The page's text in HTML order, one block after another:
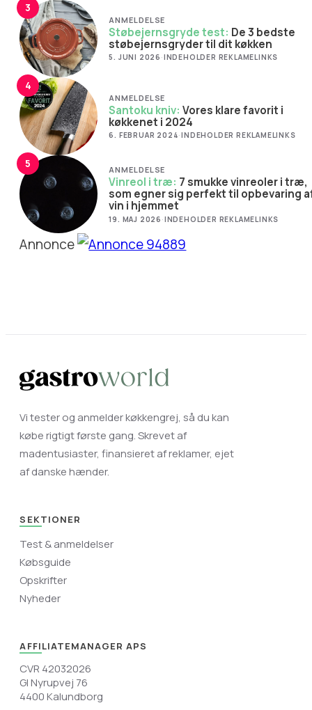
3
ANMELDELSE
Støbejernsgryde test:
støbejernsgryder til dit køkken
5. JUNI 2026 ·INDEHOLDER REKLAMELINKS
4
ANMELDELSE
Santoku kniv: Vores klare favorit i
køkkenet i 2024
6. FEBRUAR 2024·INDEHOLDER REKLAMELINKS
5 ANMELDELSE
Vinreol i træ:
som egner sig perfekt til opbevaring
vin i hjemmet
19. MAJ 2026 ·INDEHOLDER REKLAMELINKS
Annonce
Vi tester og anmelder køkkengrej, så du kan
købe rigtigt første gang. Skrevet af
madentusiaster, finansieret af reklamer, ejet
af danske hænder.
SEKTIONER
Test & anmeldelser
Købsguide
Opskrifter
Nyheder
AFFILIATEMANAGER APS
CVR 42032026
Gl Nyrupvej 76
4400 Kalundborg